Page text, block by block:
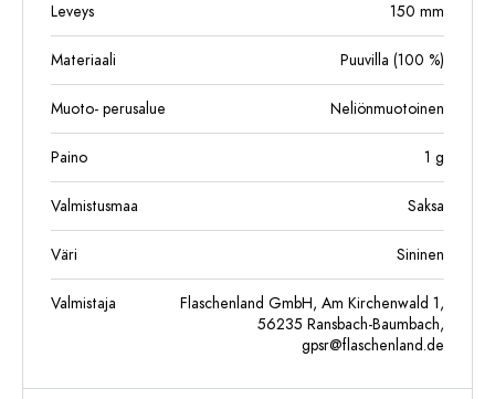
Leveys 150 mm
Materiaali Puuvilla (100 %)
Muoto- perusalue Neliönmuotoinen
Paino 1 g
Valmistusmaa Saksa
Väri Sininen
Valmistaja
Flaschenland GmbH, Am Kirchenwald 1,
56235 Ransbach-Baumbach,
gpsr@flaschenland.de